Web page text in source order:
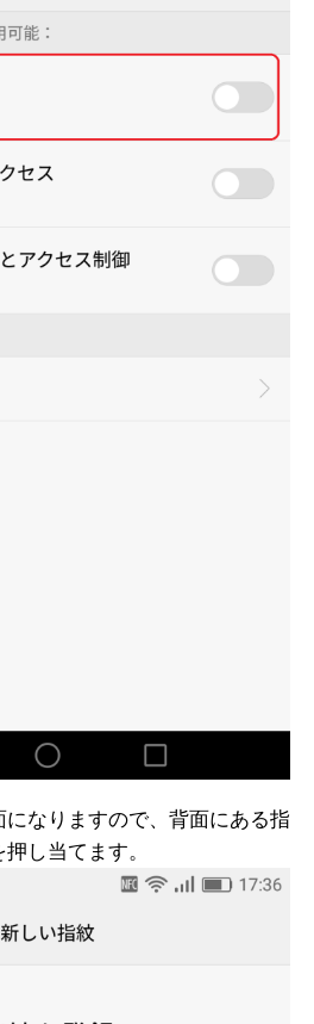
になりますので、背面にある指
し当てます。